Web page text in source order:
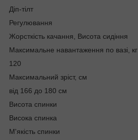
Діп-тілт
Регулювання
Жорсткість качання, Висота сидіння
Максимальне навантаження по вазі, кг
120
Максимальний зріст, см
від 166 до 180 см
Висота спинки
Висока спинка
М'якість спинки